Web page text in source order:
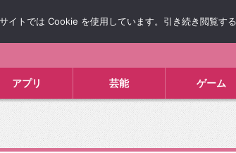
アプリ 芸能 ゲーム
イトでは Cookie を使用しています。引き続き閲覧す